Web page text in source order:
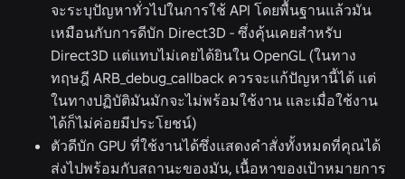
จะระบุปัญหาทั่วไปในการใช้ API โดยพื้นฐานแล้วมัน
เหมือนกับการดีบัก Direct3D - ซึ่งคุ้นเคยสำหรับ
Direct3D แต่แทบไม่เคยได้ยินใน OpenGL (ในทาง
ทฤษฎี ARB_debug_callback ควรจะแก้ปัญหานี้ได้ แต่
ในทางปฏิบัติมันมักจะไม่พร้อมใช้งาน และเมื่อใช้งาน
ได้ก็ไม่ค่อยมีประโยชน์)
ตัวดีบัก GPU ที่ใช้งานได้ซึ่งแสดงคำสั่งทั้งหมดที่คุณได้
ส่งไปพร้อมกับสถานะของมัน, เนื้อหาของเป้าหมายการ